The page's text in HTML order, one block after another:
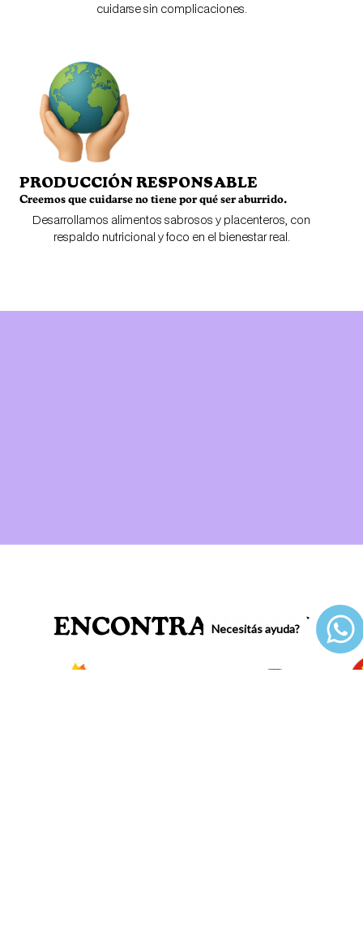
cuidarse sin complicaciones.
PRODUCCIÓN RESPONSABLE
Creemos que cuidarse no tiene por qué ser aburrido.
Desarrollamos alimentos sabrosos y placenteros, con
respaldo nutricional y foco en el bienestar real.
ENCONTRANOS EN
Necesitás ayuda?